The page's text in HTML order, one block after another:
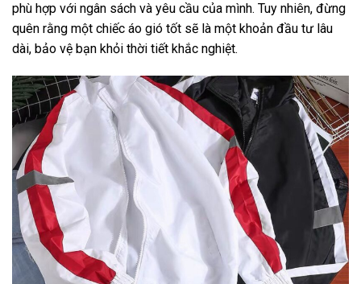
phù hợp với ngân sách và yêu cầu của mình. Tuy nhiên, đừng
quên rằng một chiếc áo gió tốt sẽ là một khoản đầu tư lâu
dài, bảo vệ bạn khỏi thời tiết khắc nghiệt.